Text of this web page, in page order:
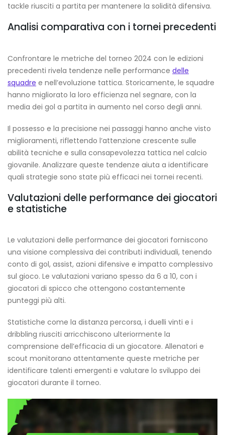
tackle riusciti a partita per mantenere la solidità difensiva.
Analisi comparativa con i tornei precedenti
Confrontare le metriche del torneo 2024 con le edizioni
precedenti rivela tendenze nelle performance delle
squadre e nell’evoluzione tattica. Storicamente, le squadre
hanno migliorato la loro efficienza nel segnare, con la
media dei gol a partita in aumento nel corso degli anni.
Il possesso e la precisione nei passaggi hanno anche visto
miglioramenti, riflettendo l’attenzione crescente sulle
abilità tecniche e sulla consapevolezza tattica nel calcio
giovanile. Analizzare queste tendenze aiuta a identificare
quali strategie sono state più efficaci nei tornei recenti.
Valutazioni delle performance dei giocatori
e statistiche
Le valutazioni delle performance dei giocatori forniscono
una visione complessiva dei contributi individuali, tenendo
conto di gol, assist, azioni difensive e impatto complessivo
sul gioco. Le valutazioni variano spesso da 6 a 10, con i
giocatori di spicco che ottengono costantemente
punteggi più alti.
Statistiche come la distanza percorsa, i duelli vinti e i
dribbling riusciti arricchiscono ulteriormente la
comprensione dell’efficacia di un giocatore. Allenatori e
scout monitorano attentamente queste metriche per
identificare talenti emergenti e valutare lo sviluppo dei
giocatori durante il torneo.